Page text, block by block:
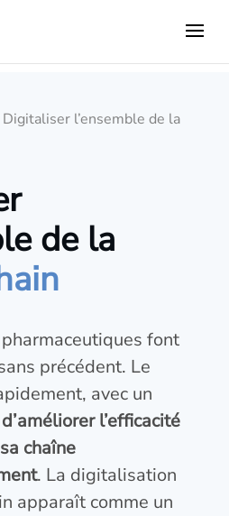
Digitaliser l’ensemble de la
de la
font
précédent. Le
avec un
d’améliorer l’efficacité
chaîne
. La digitalisation
apparaît comme un